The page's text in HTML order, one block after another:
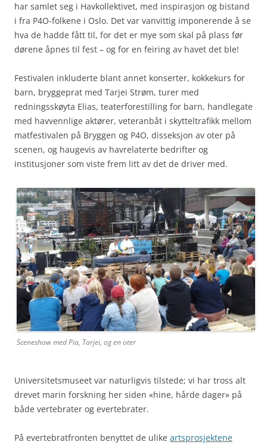
har samlet seg i Havkollektivet, med inspirasjon og bistand
i fra P4O-folkene i Oslo. Det var vanvittig imponerende å se
hva de hadde fått til, for det er mye som skal på plass før
dørene åpnes til fest – og for en feiring av havet det ble!
Festivalen inkluderte blant annet konserter, kokkekurs for
barn, bryggeprat med Tarjei Strøm, turer med
redningsskøyta Elias, teaterforestilling for barn, handlegate
med havvennlige aktører, veteranbåt i skytteltrafikk mellom
matfestivalen på Bryggen og P4O, disseksjon av oter på
scenen, og haugevis av havrelaterte bedrifter og
institusjoner som viste frem litt av det de driver med.
Sceneshow med Pia, Tarjei, og en oter
Universitetsmuseet var naturligvis tilstede; vi har tross alt
drevet marin forskning her siden «hine, hårde dager» på
både vertebrater og evertebrater.
På evertebratfronten benyttet de ulike artsprosjektene